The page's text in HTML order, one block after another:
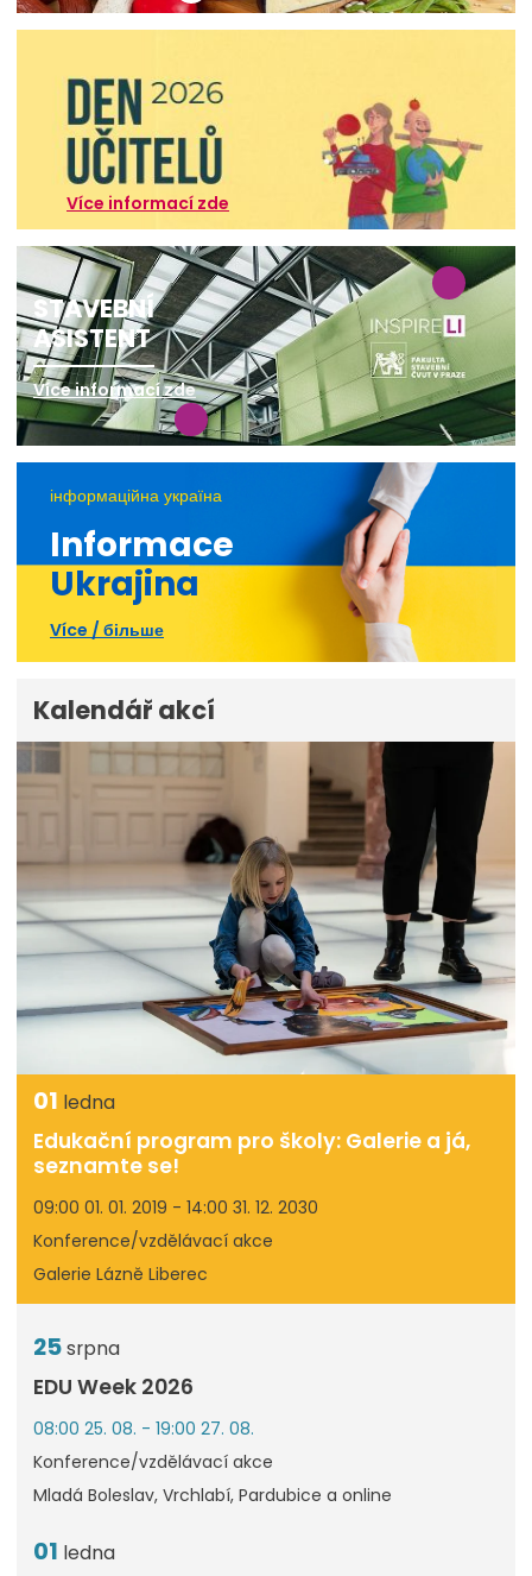
Více informací zde
STAVEBNÍ
ASISTENT
Více informací zde
інформаційна україна
Informace
Ukrajina
Více / більше
Kalendář akcí
01 ledna
Edukační program pro školy: Galerie a já,
seznamte se!
09:00 01. 01. 2019 - 14:00 31. 12. 2030
Konference/vzdělávací akce
Galerie Lázně Liberec
25srpna
EDU Week 2026
08:00 25. 08. - 19:00 27. 08.
Konference/vzdělávací akce
Mladá Boleslav, Vrchlabí, Pardubice a online
01 ledna